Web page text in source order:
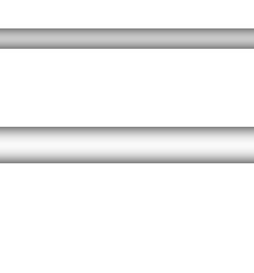
för 13-14 åringar. Ett kval som genomfördes